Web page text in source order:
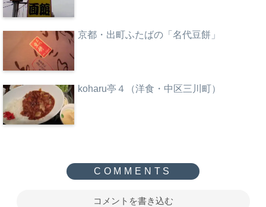
京都・出町ふたばの「名代豆餅」
koharu亭４（洋食・中区三川町）
コメントを書き込む